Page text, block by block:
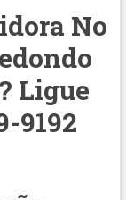
No
Ligue
9192